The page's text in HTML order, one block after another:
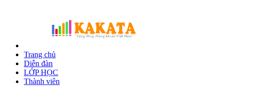
Trang chủ
Diễn đàn
LỚP HỌC
Thành viên